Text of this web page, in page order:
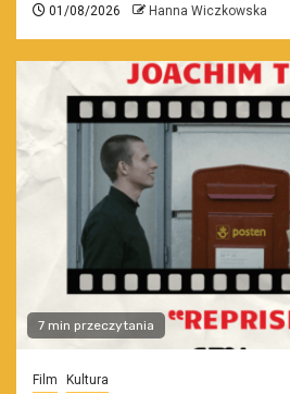
01/08/2026 Hanna Wiczkowska
7 min przeczytania
Film Kultura